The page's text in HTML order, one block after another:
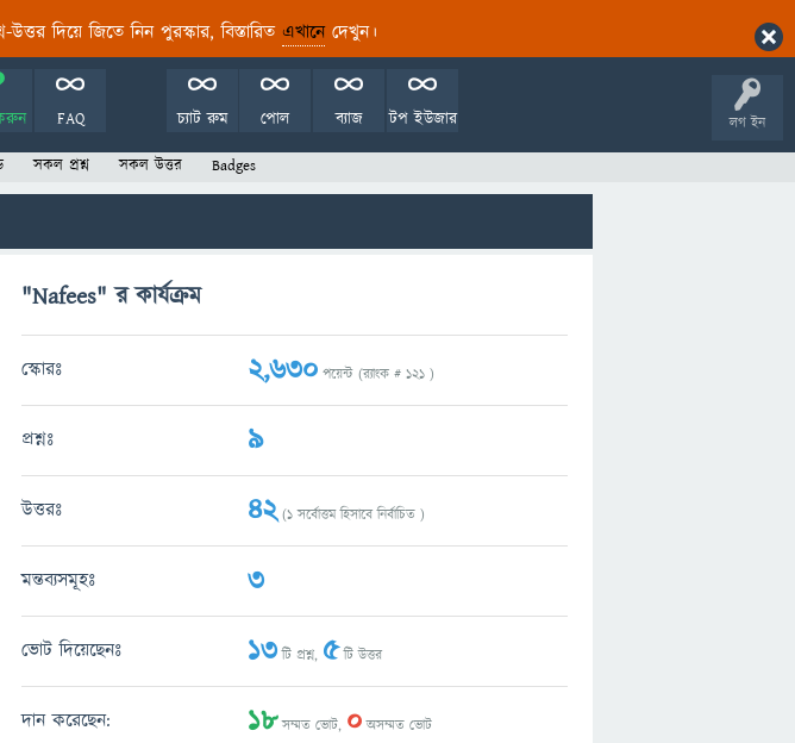
উত্তর দিয়ে জিতে নিন পুরস্কার, বিস্তারিত এখানেদেখুন।
লগ ইন
FAQ টপ ইউজার
ব্যাজ
পোল
চ্যাট রুম
সকল প্রশ্ন সকল উত্তর Badges
"Nafees" র কার্যক্রম
স্কোরঃ 2,630 পয়েন্ট (র‌্যাংক #121 )
প্রশ্নঃ 9
উত্তরঃ 42(1সর্বোত্তম হিসাবে নির্বাচিত )
মন্তব্যসমূহঃ 3
ভোট দিয়েছেনঃ 13টি প্রশ্ন, 5টি উত্তর
দান করেছেন: 18সম্মত ভোট, 0অসম্মত ভোট